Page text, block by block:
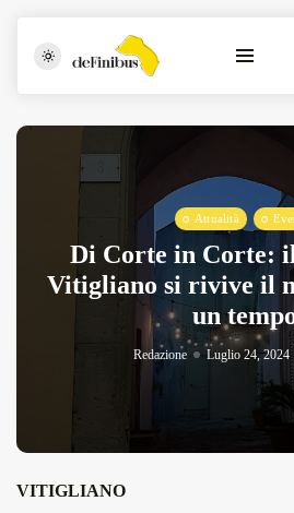
Iosonouncane A
Luglio 17, 2026 13 Min
Tarantarte Al Festival
Attualità
Di Corte in Corte:
Vitigliano si rivive il
un
Redazione Luglio 24, 2024
VITIGLIANO